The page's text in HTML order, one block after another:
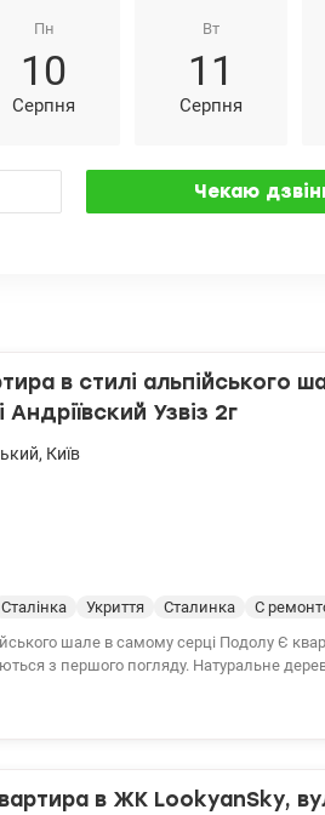
Пн
10
Серпня
Вт
11
Серпня
в стилі альпійського
Узвіз 2г
, Київ
Сталінка Укриття Сталинка
С
шале в самому серці Подолу Є
з першого погляду. Натуральне
життя в самому серці Києва. Цена
в ЖК LookyanSky,